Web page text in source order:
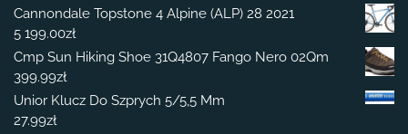
Cannondale Topstone 4 Alpine (ALP) 28 2021
5 199.00zł
Cmp Sun Hiking Shoe 31Q4807 Fango Nero 02Qm
399.99zł
Unior Klucz Do Szprych 5/5,5 Mm
27.99zł